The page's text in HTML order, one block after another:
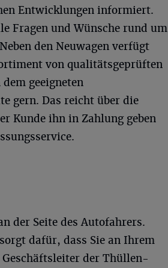
Entwicklungen informiert.
Fragen und Wünsche rund um
den Neuwagen verfügt
von qualitätsgeprüften
geeigneten
gern. Das reicht über die
Kunde ihn in Zahlung geben
der Seite des Autofahrers.
dafür, dass Sie an Ihrem
Geschäftsleiter der Thüllen-